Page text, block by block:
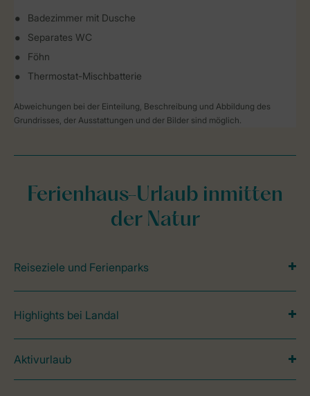
Badezimmer mit Dusche
Separates WC
Föhn
Thermostat-Mischbatterie
Abweichungen bei der Einteilung, Beschreibung und Abbildung des
Grundrisses, der Ausstattungen und der Bilder sind möglich.
Ferienhaus-Urlaub inmitten
der Natur
Reiseziele und Ferienparks
Highlights bei Landal
Aktivurlaub